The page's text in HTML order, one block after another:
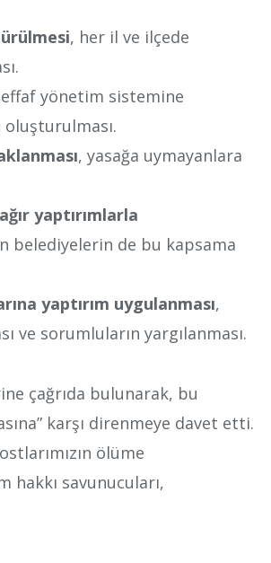
, her il ve ilçede
yönetim sistemine
, yasağa uymayanlara
yaptırımlarla
belediyelerin de bu kapsama
yaptırım uygulanması,
ve sorumluların yargılanması.
çağrıda bulunarak, bu
karşı direnmeye davet etti.
ölüme
hakkı savunucuları,